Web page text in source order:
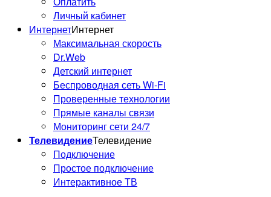
У нас новый роутер SNR
ADVANCE AC22!
Личный кабинет
ИнтернетИнтернет
Максимальная скорость
Dr.Web
Детский интернет
Беспроводная сеть Wi-Fi
Проверенные технологии
Прямые каналы связи
Мониторинг сети 24/7
ТелевидениеТелевидение
Подключение
Простое подключение
Интерактивное ТВ